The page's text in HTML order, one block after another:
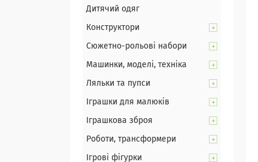
Дитячий одяг
Конструктори
Сюжетно-рольові набори
Машинки, моделі, техніка
Ляльки та пупси
Іграшки для малюків
Іграшкова зброя
Роботи, трансформери
Ігрові фігурки